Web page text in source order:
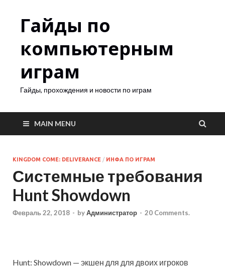
Гайды по
компьютерным
играм
Гайды, прохождения и новости по играм
MAIN MENU
KINGDOM COME: DELIVERANCE / ИНФА ПО ИГРАМ
Системные требования
Hunt Showdown
Февраль 22, 2018 - byАдминистратор - 20 Comments.
Hunt: Showdown — экшен для для двоих игроков